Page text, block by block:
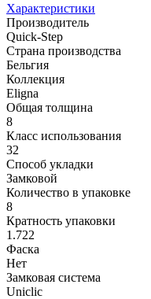
Характеристики
Производитель
Quick-Step
Страна производства
Бельгия
Коллекция
Eligna
Общая толщина
8
Класс использования
32
Способ укладки
Замковой
Количество в упаковке
8
Кратность упаковки
1.722
Фаска
Нет
Замковая система
Uniclic